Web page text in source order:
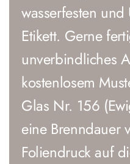
wasserfesten
Etikett. Gerne
unverbindliches
kostenlosem
Glas Nr. 156
eine Brenndauer
Foliendruck auf